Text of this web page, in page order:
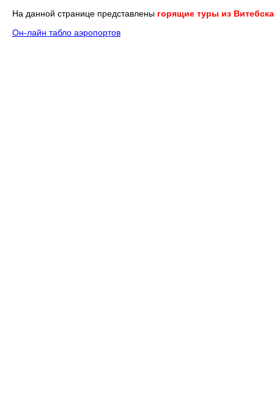
На данной странице представлены горящие туры из
Он-лайн табло аэропортов